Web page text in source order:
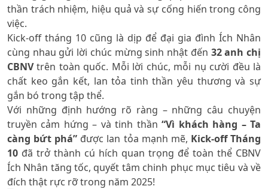
thần trách nhiệm, hiệu quả và sự cống hiến trong công
việc.
Kick-off tháng 10 cũng là dịp để đại gia đình Ích Nhân
cùng nhau gửi lời chúc mừng sinh nhật đến 32 anh chị
CBNVtrên toàn quốc. Mỗi lời chúc, mỗi nụ cười đều là
chất keo gắn kết, lan tỏa tinh thần yêu thương và sự
gắn bó trong tập thể.
Với những định hướng rõ ràng – những câu chuyện
truyền cảm hứng – và tinh thần“Vì khách hàng – Ta
càng bứt phá” được lan tỏa mạnh mẽ, Kick-off Tháng
10 đã trở thành cú hích quan trọng để toàn thể CBNV
Ích Nhân tăng tốc, quyết tâm chinh phục mục tiêu và về
đích thật rực rỡ trong năm 2025!